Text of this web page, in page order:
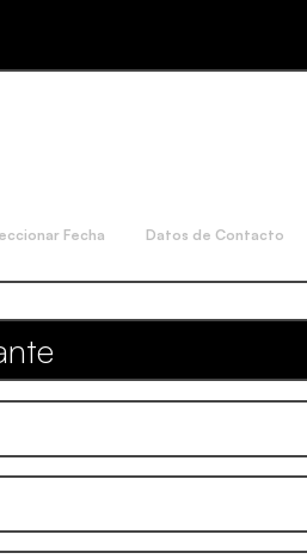
Fecha Datos de Contacto